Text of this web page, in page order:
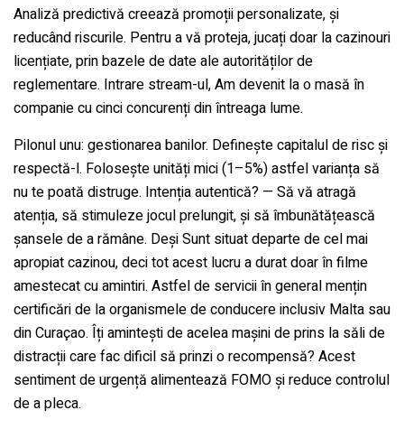
Analiză predictivă creează promoții personalizate, și
reducând riscurile. Pentru a vă proteja, jucați doar la cazinouri
licențiate, prin bazele de date ale autorităților de
reglementare. Intrare stream-ul, Am devenit la o masă în
companie cu cinci concurenți din întreaga lume.
Pilonul unu: gestionarea banilor. Definește capitalul de risc și
respectă-l. Folosește unități mici (1–5%) astfel varianța să
nu te poată distruge. Intenția autentică? — Să vă atragă
atenția, să stimuleze jocul prelungit, și să îmbunătățească
șansele de a rămâne. Deși Sunt situat departe de cel mai
apropiat cazinou, deci tot acest lucru a durat doar în filme
amestecat cu amintiri. Astfel de servicii în general mențin
certificări de la organismele de conducere inclusiv Malta sau
din Curaçao. Îți amintești de acelea mașini de prins la săli de
distracții care fac dificil să prinzi o recompensă? Acest
sentiment de urgență alimentează FOMO și reduce controlul
de a pleca.